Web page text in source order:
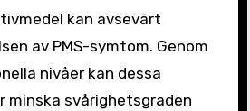
kan avsevärt
av PMS-symtom. Genom
nivåer kan dessa
minska svårighetsgraden